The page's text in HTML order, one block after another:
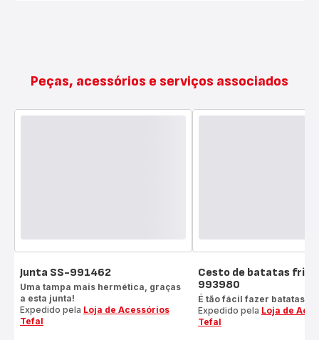
Peças, acessórios e serviços associados
Junta SS-991462
Uma tampa mais hermética, graças
a esta junta!
Expedido pela Loja de Acessórios
Tefal
Cesto de batatas
993980
É tão fácil fazer batatas
Expedido pela Loja de
Tefal